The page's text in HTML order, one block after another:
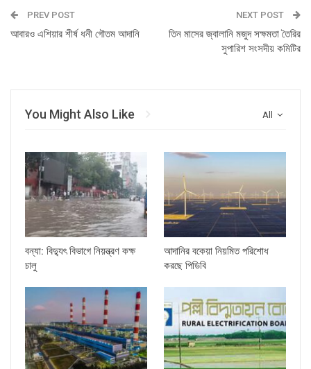
PREV POST
আবারও এশিয়ার শীর্ষ ধনী গৌতম আদানি
NEXT POST
তিন মাসের জ্বালানি মজুদ সক্ষমতা তৈরির
সুপারিশ সংসদীয় কমিটির
All
You Might Also Like
বন্যা: বিদ্যুৎ বিভাগে নিয়ন্ত্রণ কক্ষ
চালু
আদানির বকেয়া নিয়মিত পরিশোধ
করছে পিডিবি